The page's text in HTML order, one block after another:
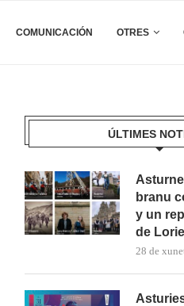
COMUNICACIÓN OTRES
ÚLTIMES
branu
y un
de
28 de